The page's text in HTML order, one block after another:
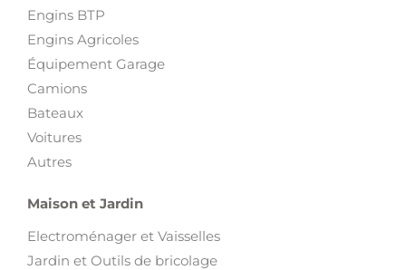
Engins BTP
Engins Agricoles
Équipement Garage
Camions
Bateaux
Voitures
Autres
Maison et Jardin
Electroménager et Vaisselles
Jardin et Outils de bricolage